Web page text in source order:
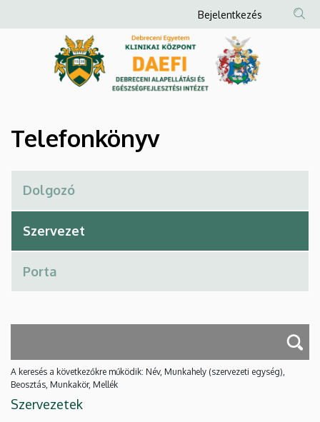
Debreceni
és
Egészségfejlesztési
Intézet
a
Anonim
Felhasználói
fiók
menüje
Bejelentkezés
Telefonkönyv
A keresés a következőkre működik: Név, Munkahely (szervezeti egység),
Beosztás, Munkakör, Mellék
Szervezetek